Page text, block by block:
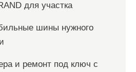
для участка
шины нужного
и ремонт под ключ с